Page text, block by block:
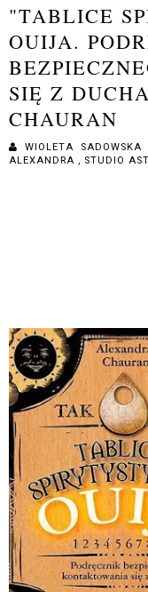
"TABLICE
OUIJA.
SIĘ Z
CHAURAN
WIOLETA SADOWSKA
ALEXANDRA , STUDIO